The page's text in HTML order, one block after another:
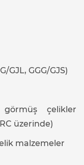
GGG/GJS)
görmüş çelikler
üzerinde)
malzemeler